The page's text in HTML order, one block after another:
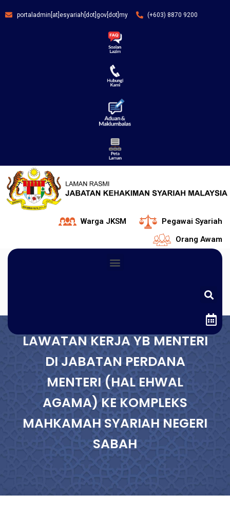
portaladmin[at]esyariah[dot]gov[dot]my (+603) 8870 9200
Warga JKSM
Pegawai Syariah
Orang Awam
LAWATAN KERJA YB MENTERI
DI JABATAN PERDANA
MENTERI (HAL EHWAL
AGAMA) KE KOMPLEKS
MAHKAMAH SYARIAH NEGERI
SABAH